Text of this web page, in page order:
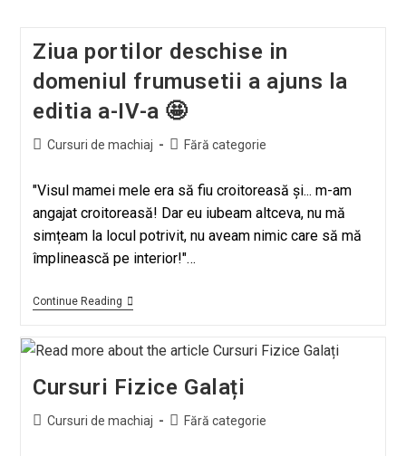
Ziua portilor deschise in
domeniul frumusetii a ajuns la
editia a-IV-a 🤩
Cursuri de machiaj Fără categorie
"Visul mamei mele era să fiu croitoreasă și... m-am
angajat croitoreasă! Dar eu iubeam altceva, nu mă
simțeam la locul potrivit, nu aveam nimic care să mă
împlinească pe interior!"…
Continue Reading
Cursuri Fizice Galați
Cursuri de machiaj Fără categorie